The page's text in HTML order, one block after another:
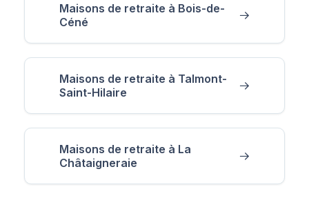
Maisons de retraite à Bois-de-
Céné
Maisons de retraite à Talmont-
Saint-Hilaire
Maisons de retraite à La
Châtaigneraie